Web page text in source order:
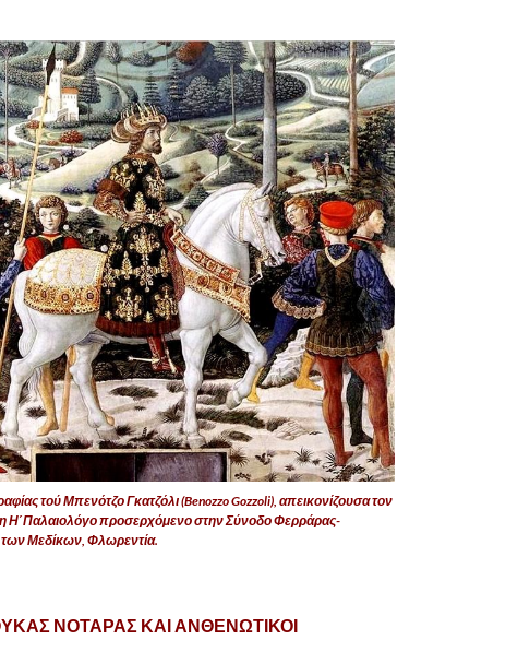
τού Μπενότζο Γκατζόλι (Benozzo Gozzoli), απεικονίζουσα τον
Η΄Παλαιολόγο προσερχόμενο στην Σύνοδο Φερράρας-
Μεδίκων, Φλωρεντία.
ΝΟΤΑΡΑΣ ΚΑΙΑΝΘΕΝΩΤΙΚΟΙ